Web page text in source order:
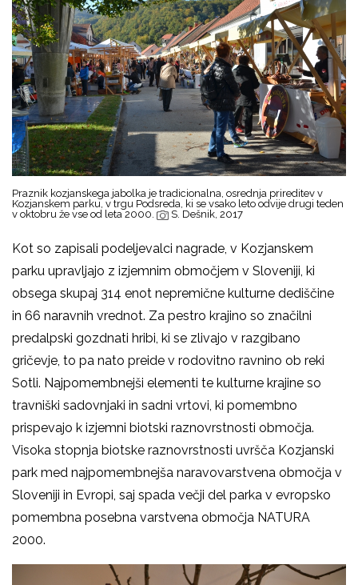
Praznik kozjanskega jabolka je tradicionalna, osrednja prireditev v
Kozjanskem parku, v trgu Podsreda, ki se vsako leto odvije drugi teden
v oktobru že vse od leta 2000.
S. Dešnik, 2017
Kot so zapisali podeljevalci nagrade, v Kozjanskem
parku upravljajo z izjemnim območjem v Sloveniji, ki
obsega skupaj 314 enot nepremične kulturne dediščine
in 66 naravnih vrednot. Za pestro krajino so značilni
predalpski gozdnati hribi, ki se zlivajo v razgibano
gričevje, to pa nato preide v rodovitno ravnino ob reki
Sotli. Najpomembnejši elementi te kulturne krajine so
travniški sadovnjaki in sadni vrtovi, ki pomembno
prispevajo k izjemni biotski raznovrstnosti območja.
Visoka stopnja biotske raznovrstnosti uvršča Kozjanski
park med najpomembnejša naravovarstvena območja v
Sloveniji in Evropi, saj spada večji del parka v evropsko
pomembna posebna varstvena območja NATURA
2000.